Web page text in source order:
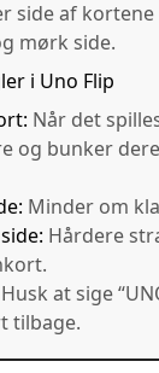
side af
mørk side.
i Uno Flip
Når det
og bunker
Minder om
Hårdere
Husk at sige
tilbage.